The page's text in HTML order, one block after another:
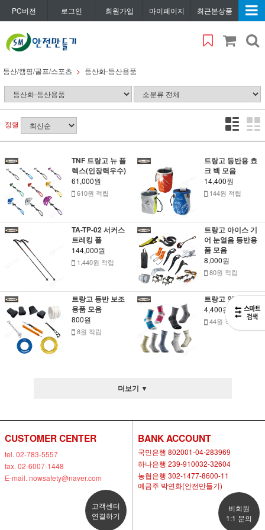
PC버전 로그인 회원가입 마이페이지 최근본상품
등산/캠핑/골프/스포츠 등산화-등산용품
정렬
TNF 트랑고 뉴 플
렉스(인장력우수)
61,000원
610원 적립
트랑고 등반용 쵸
크 백 모음
14,400원
144원 적립
TA-TP-02 서커스
트레킹 폴
144,000원
1,440원 적립
트랑고 아이스 기
어 눈얼음 등반용
품 모음
8,000원
80원 적립
트랑고 등반 보조
용품 모음
800원
8원 적립
트랑고 양말 모음
4,400원
44원 적립
더보기 ▼
CUSTOMER CENTER
tel. 02-783-5557
fax. 02-6007-1448
E-mail. nowsafety@naver.com
고객센터
연결하기
BANK ACCOUNT
국민은행 802001-04-283969
하나은행 239-910032-32604
농협은행 302-1477-8600-11
예금주 박연화(안전만들기)
비회원
1:1 문의